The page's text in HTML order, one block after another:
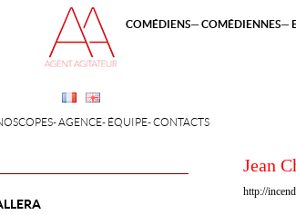
AGENCE ÉQUIPE CONTACTS
COMÉDIENS COMÉDIENNES
Jean
http://